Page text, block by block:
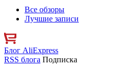
Все обзоры
Лучшие записи
Блог AliExpress
RSS блога Подписка